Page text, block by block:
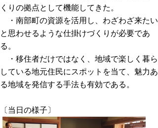
くりの拠点として機能してきた。
・南部町の資源を活用し、わざわざ来たい
と思わせるような仕掛けづくりが必要であ
る。
・移住者だけではなく、地域で楽しく暮ら
している地元住民にスポットを当て、魅力あ
る地域を発信する手法も有効である。
〔当日の様子〕